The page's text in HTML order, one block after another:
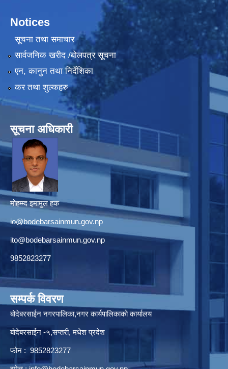
Notices
सूचना तथा समाचार
सार्वजनिक खरीद /बोलपत्र सूचना
एन, कानुन तथा निर्देशिका
कर तथा शुल्कहरु
सूचना अधिकारी
मोहम्म्द इमामुल हक
io@bodebarsainmun.gov.np
ito@bodebarsainmun.gov.np
9852823277
सम्पर्क विवरण
बोदेबरसाईन नगरपालिका,नगर कार्यपालिकाको कार्यालय
बोदेबरसाईन -५,सप्तरी, मधेश प्रदेश
फोन : 9852823277